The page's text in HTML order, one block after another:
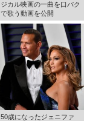
ジカル映画の一曲を口パク
で歌う動画を公開
50歳になったジェニファ